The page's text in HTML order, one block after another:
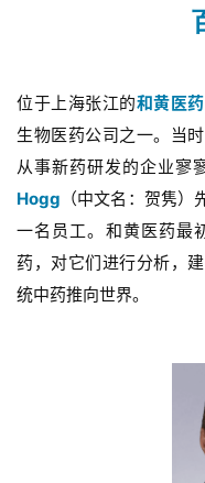
位于上海张江的和黄医药
生物医药公司之一。当
从事新药研发的企业寥
Hogg （中文名：贺隽
一名员工。和黄医药最
药，对它们进行分析，
统中药推向世界。